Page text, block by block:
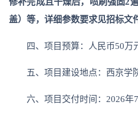
盖）等，详细参数要求见招标文
四、项目预算：人民币50万
五、项目建设地点：西京学
六、项目交付时间：2026年